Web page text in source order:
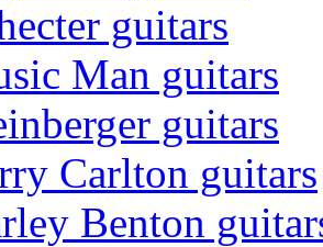
guitars
Man guitars
guitars
Carlton guitars
Benton